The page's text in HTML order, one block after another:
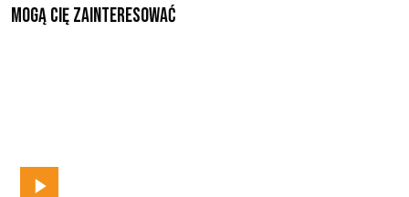
Mogą Cię zainteresować